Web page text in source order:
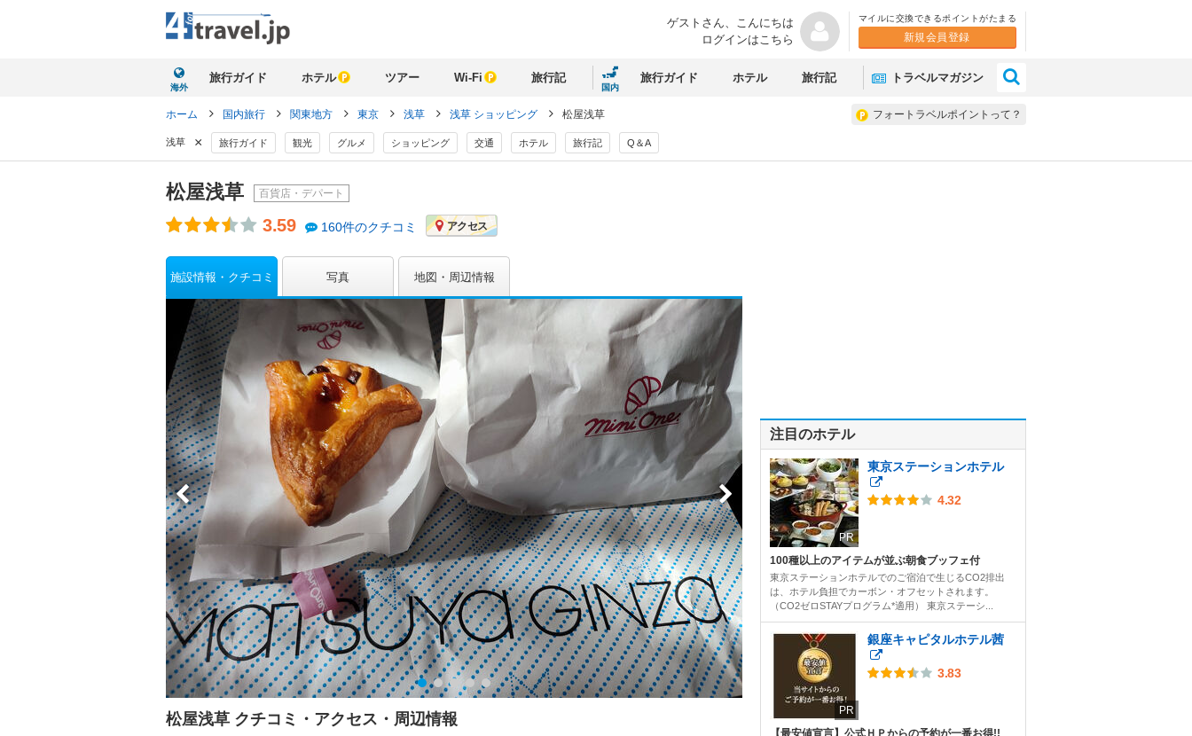
ゲストさん、 こんにちは
ログインはこちら
マイルに交換できるポイントがたまる
新規会員登録
海外
旅行ガイド ホテル ツアー Wi-Fi 旅行記
国内
旅行ガイド ホテル 旅行記 トラベルマガジン
フォートラベルポイントって？
ホーム 国内旅行 関東地方 東京 浅草 浅草 ショッピング 松屋浅草
浅草 × 旅行ガイド 観光 グルメ ショッピング 交通 ホテル 旅行記 Q＆A
松屋浅草 百貨店・デパート
3.59 160件のクチコミ アクセス
施設情報・クチコミ 写真 地図・周辺情報
松屋浅草 クチコミ・アクセス・周辺情報
注目のホテル
PR
東京ステーションホテル
4.32
100種以上のアイテムが並ぶ朝食ブッフェ付
東京ステーションホテルでのご宿泊で生じるCO2排出
は、ホテル負担でカーボン・オフセットされます。
（CO2ゼロSTAYプログラム*適用） 東京ステーシ...
PR
銀座キャピタルホテル茜
3.83
【最安値宣言】公式ＨＰからの予約が一番お得!!